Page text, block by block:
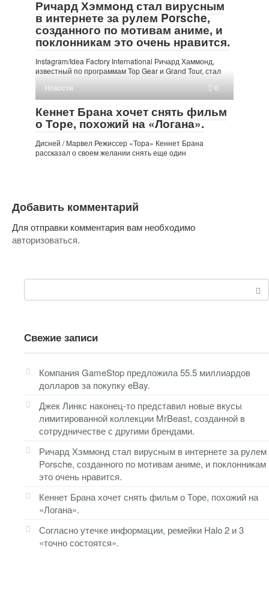
Ричард Хэммонд стал вирусным
в интернете за рулем Porsche,
созданного по мотивам аниме, и
поклонникам это очень нравится.
Instagram/Idea Factory International Ричард Хаммонд,
известный по программам Top Gear и Grand Tour, стал
Новости
0
Кеннет Брана хочет снять фильм
о Торе, похожий на «Логана».
Дисней / Марвел Режиссер «Тора» Кеннет Брана
рассказал о своем желании снять еще один
Добавить комментарий
Для отправки комментария вам необходимо
авторизоваться.
Поиск:
Свежие записи
Компания GameStop предложила 55.5 миллиардов
долларов за покупку eBay.
Джек Линкс наконец-то представил новые вкусы
лимитированной коллекции MrBeast, созданной в
сотрудничестве с другими брендами.
Ричард Хэммонд стал вирусным в интернете за рулем
Porsche, созданного по мотивам аниме, и поклонникам
это очень нравится.
Кеннет Брана хочет снять фильм о Торе, похожий на
«Логана».
Согласно утечке информации, ремейки Halo 2 и 3
«точно состоятся».